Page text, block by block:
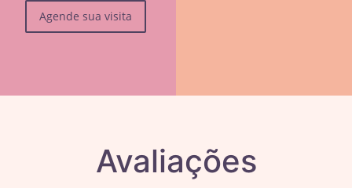
Agende sua visita
Avaliações